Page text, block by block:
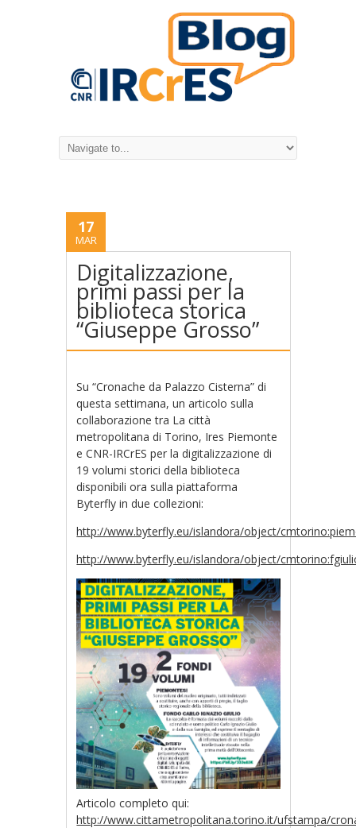
17
MAR
Digitalizzazione,
primi passi per la
biblioteca storica
“Giuseppe Grosso”
Su “Cronache da Palazzo Cisterna” di
questa settimana, un articolo sulla
collaborazione tra La città
metropolitana di Torino, Ires Piemonte
e CNR-IRCrES per la digitalizzazione di
19 volumi storici della biblioteca
disponibili ora sulla piattaforma
Byterfly in due collezioni:
http://www.byterfly.eu/islandora/object/
http://www.byterfly.eu/islandora/object/
Articolo completo qui:
http://www.cittametropolitana.torino.it/ufstampa/